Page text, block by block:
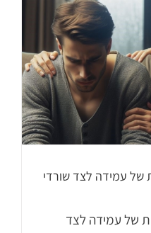
של עמידה לצד שורדי
של עמידה לצד